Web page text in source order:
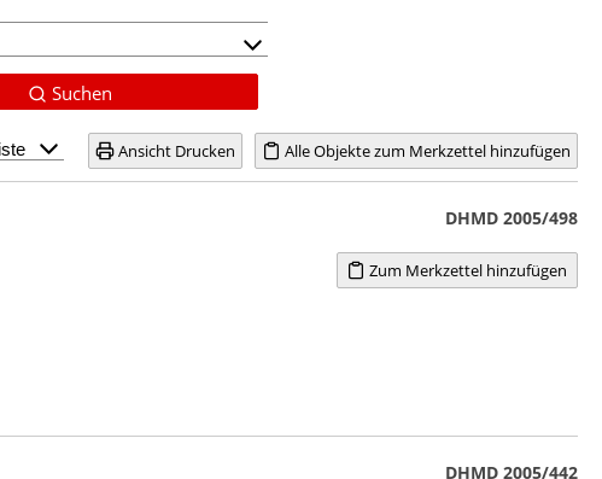
Suchen
Alle Objekte zum Merkzettel hinzufügen
Ansicht Drucken
DHMD 2005/498
Zum Merkzettel hinzufügen
DHMD 2005/442